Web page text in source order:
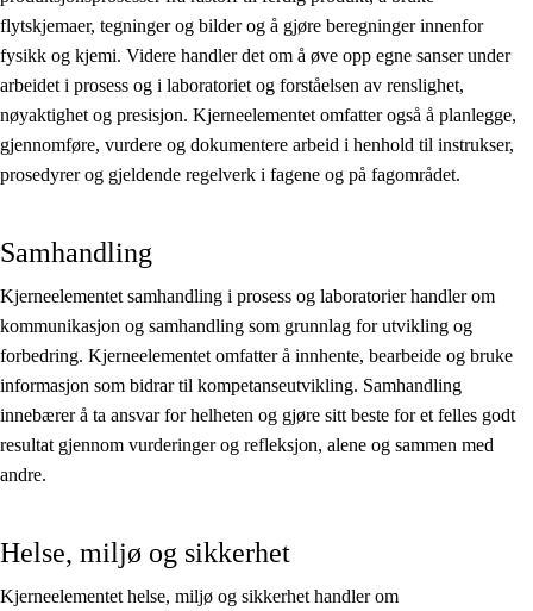
flytskjemaer, tegninger og bilder og å gjøre beregninger innenfor
fysikk og kjemi. Videre handler det om å øve opp egne sanser under
arbeidet i prosess og i laboratoriet og forståelsen av renslighet,
nøyaktighet og presisjon. Kjerneelementet omfatter også å planlegge,
gjennomføre, vurdere og dokumentere arbeid i henhold til instrukser,
prosedyrer og gjeldende regelverk i fagene og på fagområdet.
Samhandling
Kjerneelementet samhandling i prosess og laboratorier handler om
kommunikasjon og samhandling som grunnlag for utvikling og
forbedring. Kjerneelementet omfatter å innhente, bearbeide og bruke
informasjon som bidrar til kompetanseutvikling. Samhandling
innebærer å ta ansvar for helheten og gjøre sitt beste for et felles godt
resultat gjennom vurderinger og refleksjon, alene og sammen med
andre.
Helse, miljø og sikkerhet
Kjerneelementet helse, miljø og sikkerhet handler om